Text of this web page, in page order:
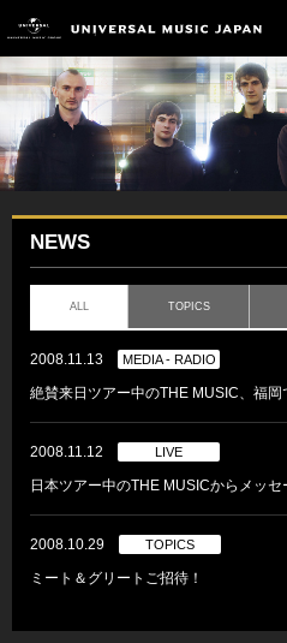
NEWS
ALL TOPICS
2008.11.13 MEDIA - RADIO
絶賛来日ツアー中のTHE MUSIC、福岡
2008.11.12 LIVE
日本ツアー中のTHE MUSICからメッセ
2008.10.29 TOPICS
ミート＆グリートご招待！